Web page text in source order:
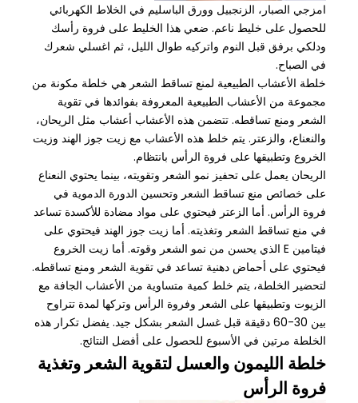
امزجي الصبار، الزنجبيل وورق الباسليم في الخلاط الكهربائي
للحصول على خليط ناعم. ضعي هذا الخليط على فروة رأسك
ودلكي برفق قبل النوم واتركيه طوال الليل، ثم اغسلي شعرك
في الصباح.
خلطة الأعشاب الطبيعية لمنع تساقط الشعر هي خلطة مكونة من
مجموعة من الأعشاب الطبيعية المعروفة بفوائدها في تقوية
الشعر ومنع تساقطه. تتضمن هذه الأعشاب أعشاب مثل الريحان،
والنعناع، والزعتر. يتم خلط هذه الأعشاب مع زيت جوز الهند وزيت
الخروع وتطبيقها على فروة الرأس بانتظام.
الريحان يعمل على تحفيز نمو الشعر وتقويته، بينما يحتوي النعناع
على خصائص منع تساقط الشعر وتحسين الدورة الدموية في
فروة الرأس. أما الزعتر فيحتوي على مواد مضادة للأكسدة تساعد
في منع تساقط الشعر وتغذيته. أما زيت جوز الهند فيحتوي على
فيتامين E الذي يحسن من نمو الشعر وقوته. أما زيت الخروع
فيحتوي على أحماض دهنية تساعد في تقوية الشعر ومنع تساقطه.
لتحضير الخلطة، يتم خلط كمية متساوية من الأعشاب الجافة مع
الزيوت وتطبيقها على الشعر وفروة الرأس وتركها لمدة تتراوح
بين 30-60 دقيقة قبل غسل الشعر بشكل جيد. يفضل تكرار هذه
الخلطة مرتين في الأسبوع للحصول على أفضل النتائج.
خلطة الليمون والعسل لتقوية الشعر وتغذية
فروة الرأس